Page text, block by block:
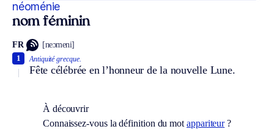
néoménie
nom féminin
FR [neɔmeni]
Antiquité grecque.
Fête célébrée en l’honneur de la nouvelle Lune.
1
À découvrir
Connaissez-vous la définition du mot appariteur?